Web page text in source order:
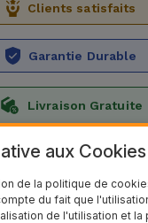
Clients satisfaits
Garantie Durable
Livraison Gratuite
l'iPhone XR
l'iPhone XR,
l'option la moins
aux Cookies
de la politique de
du fait que
de l'utilisation et la